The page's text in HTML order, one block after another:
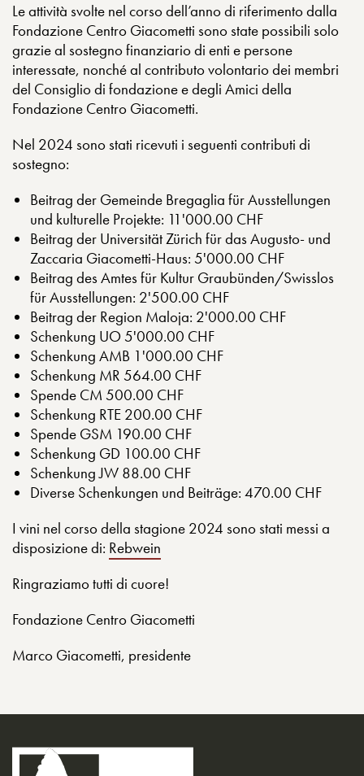
Le attività svolte nel corso dell’anno di riferimento dalla
Fondazione Centro Giacometti sono state possibili solo
grazie al sostegno finanziario di enti e persone
interessate, nonché al contributo volontario dei membri
del Consiglio di fondazione e degli Amici della
Fondazione Centro Giacometti.
Nel 2024 sono stati ricevuti i seguenti contributi di
sostegno:
Beitrag der Gemeinde Bregaglia für Ausstellungen
und kulturelle Projekte: 11'000.00 CHF
Beitrag der Universität Zürich für das Augusto- und
Zaccaria Giacometti-Haus: 5'000.00 CHF
Beitrag des Amtes für Kultur Graubünden/Swisslos
für Ausstellungen: 2'500.00 CHF
Beitrag der Region Maloja: 2'000.00 CHF
Schenkung UO 5'000.00 CHF
Schenkung AMB 1'000.00 CHF
Schenkung MR 564.00 CHF
Spende CM 500.00 CHF
Schenkung RTE 200.00 CHF
Spende GSM 190.00 CHF
Schenkung GD 100.00 CHF
Schenkung JW 88.00 CHF
Diverse Schenkungen und Beiträge: 470.00 CHF
I vini nel corso della stagione 2024 sono stati messi a
disposizione di: Rebwein
Ringraziamo tutti di cuore!
Fondazione Centro Giacometti
Marco Giacometti, presidente